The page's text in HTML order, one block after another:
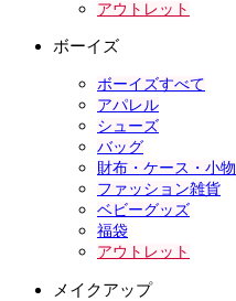
アウトレット
ボーイズ
ボーイズすべて
アパレル
シューズ
バッグ
財布・ケース・小物
ファッション雑貨
ベビーグッズ
福袋
アウトレット
メイクアップ